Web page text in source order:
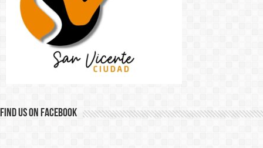
Find us on Facebook